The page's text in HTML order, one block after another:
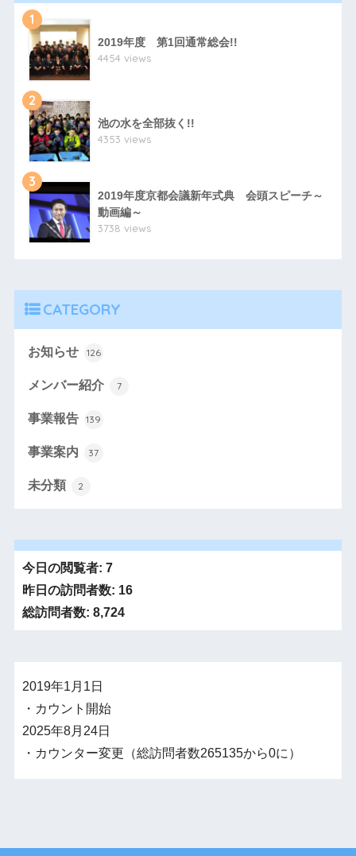
1
2019年度 第1回通常総会!!
4454 views
2
池の水を全部抜く!!
4353 views
3
2019年度京都会議新年式典 会頭スピーチ～
動画編～
3738 views
CATEGORY
お知らせ 126
メンバー紹介 7
事業報告 139
事業案内 37
未分類 2
今日の閲覧者: 7
昨日の訪問者数: 16
総訪問者数: 8,724
2019年1月1日
・カウント開始
2025年8月24日
・カウンター変更（総訪問者数265135から0に）